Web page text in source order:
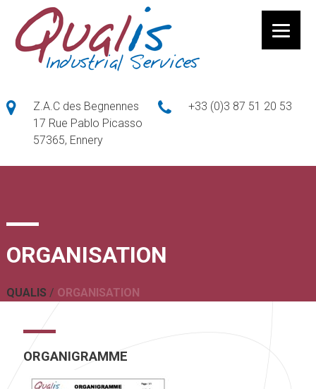
Z.A.C des Begnennes
17 Rue Pablo Picasso
57365, Ennery
+33 (0)3 87 51 20 53
ORGANISATION
QUALIS / ORGANISATION
ORGANIGRAMME